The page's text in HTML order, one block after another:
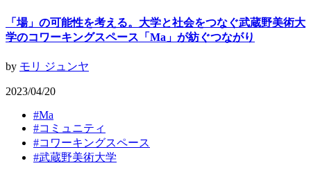
「場」の可能性を考える。大学と社会をつなぐ武蔵野美術大
学のコワーキングスペース「Ma」が紡ぐつながり
by モリ ジュンヤ
2023/04/20
#Ma
#コミュニティ
#コワーキングスペース
#武蔵野美術大学